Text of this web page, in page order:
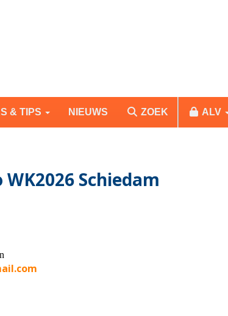
& TIPS NIEUWS ZOEK ALV
Schiedam